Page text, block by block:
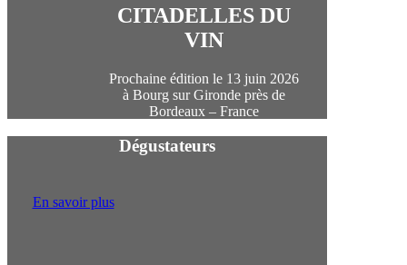
CITADELLES DU
VIN
Prochaine édition le 13 juin 2026
à Bourg sur Gironde près de
Bordeaux – France
Dégustateurs
En savoir plus